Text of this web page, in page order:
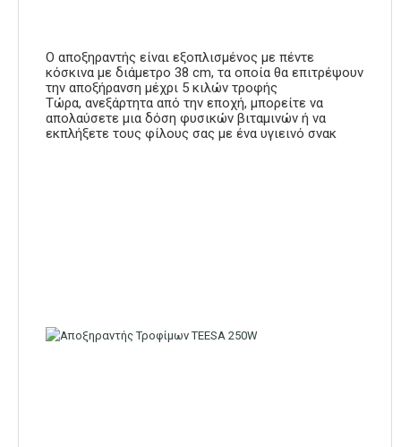
Ο αποξηραντής είναι εξοπλισμένος με πέντε
κόσκινα με διάμετρο 38 cm, τα οποία θα επιτρέψουν
την αποξήρανση μέχρι 5 κιλών τροφής
Τώρα, ανεξάρτητα από την εποχή, μπορείτε να
απολαύσετε μια δόση φυσικών βιταμινών ή να
εκπλήξετε τους φίλους σας με ένα υγιεινό σνακ